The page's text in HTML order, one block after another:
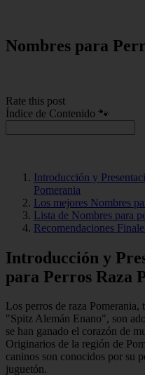
Nombres para
Rate this post
Índice de Contenido 🐾
Introducción y
Pomerania
Los mejores Nombres
Lista de Nombres para
Recomendaciones
Introducción y
para Perros Raza
Los perros de raza
"Spitz Alemán Enano", son
se han ganado el corazón de
Originarios de la región de
caninos son conocidos por su
juguetón.